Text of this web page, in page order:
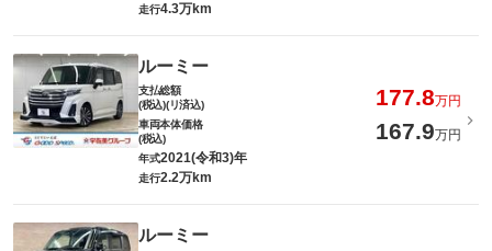
走行4.3万km
ルーミー
支払総額
(税込)(リ済込)
177.8万円
車両本体価格
(税込)
167.9万円
年式2021(令和3)年
走行2.2万km
ルーミー